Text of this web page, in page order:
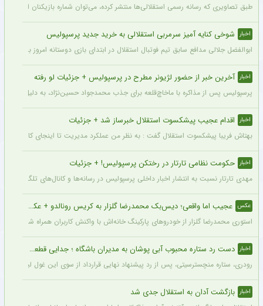
طبق تصاویری که رسانه رسمی استقلالی‌ها منتشر کرده، می‌توان شماره بازیکنان این
اخبار شوخی کنایه آمیز سرمربی استقلالی به خرید جدید پرسپولیس
ابوالفضل جلالی مدافع سابق تیم فوتبال استقلال در ابتدای بازی دوستانه امروز با
اخبار آخرین خبر از حضور لژیونر مطرح در پرسپولیس + جزئیات لو رفته
پرسپولیس پس از مذاکره با ماخاچ‌قلعه برای جذب محمدجواد حسین‌نژاد، به دلیل رقم
اخبار اقدام عجیب پیشکسوت استقلال خبرساز شد + جزئیات
بهتاش فریبا پیشکسوت استقلال گفت : به نظر من عملکرد مدیریت تا اینجای کار قابل
اخبار حکومت نظامی تارتار در رختکن پرسپولیس! + جزئیات
مهدی تارتار نسبت به انتشار اخبار داخلی پرسپولیس در رسانه‌ها و کانال‌های تلگرامی
عکس عجیب اما واقعی؛ دیس‌بک محمدرضا گلزار به کریس رونالدو + عکس
استوری محمدرضا گلزار از خودروهای پارکینگ خانه‌اش با واکنش کاربران همراه شده و
اخبار دست رد ستاره محبوب آبی پوشان به مدیران باشگاه ؛ جدایی قطعی است !
رودری، ستاره منچسترسیتی، پس از رد پیشنهاد نهایی قرارداد از سوی این غول لیگ
اخبار بازگشت آدان به استقلال جدی شد